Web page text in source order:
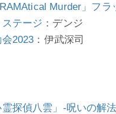
Murder」フラ
ステージ ：デンジ
2023 ：伊武深司
探偵八雲」-呪いの解